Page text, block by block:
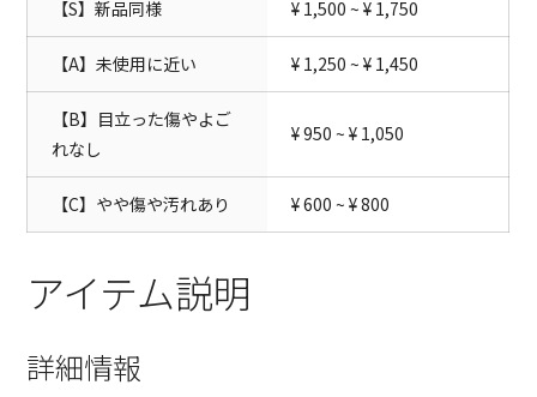
【S】新品同様 ¥ 1,500 ~ ¥ 1,750
【A】未使用に近い ¥ 1,250 ~ ¥ 1,450
【B】目立った傷やよご
れなし
¥ 950 ~ ¥ 1,050
【C】やや傷や汚れあり ¥ 600 ~ ¥ 800
アイテム説明
詳細情報